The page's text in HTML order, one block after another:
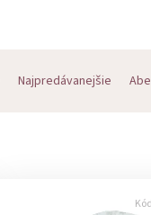
Najpredávanejšie